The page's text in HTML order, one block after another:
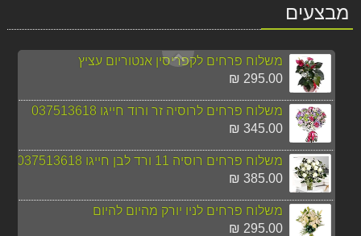
מבצעים
390.00 ₪
משלוח פרחים לקפריסין אנטוריום עציץ
295.00 ₪
משלוח פרחים לרוסיה זר ורוד חייגו 037513618
345.00 ₪
משלוח פרחים רוסיה 11 ורד לבן חייגו 037513618
385.00 ₪
משלוח פרחים לניו יורק מהיום להיום
295.00 ₪